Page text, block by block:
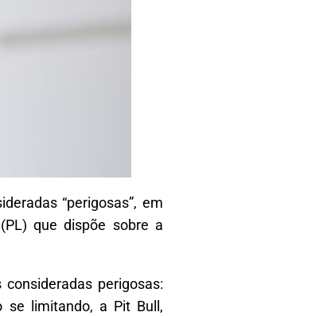
“perigosas”, em
que dispõe sobre a
perigosas:
se limitando, a Pit Bull,